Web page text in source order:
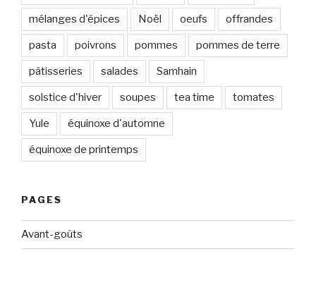
mélanges d'épices Noël oeufs offrandes
pasta poivrons pommes pommes de terre
pâtisseries salades Samhain
solstice d'hiver soupes tea time tomates
Yule équinoxe d'automne
équinoxe de printemps
PAGES
Avant-goûts